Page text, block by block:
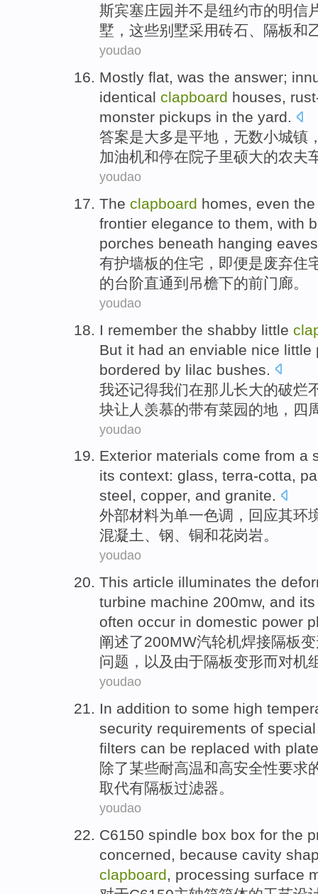
斯宾塞庄园并不是纽约市的明信
墅，这些别墅采用砖石、 隔板和
youdao
Mostly flat, was the answer;
identical clapboard houses,
monster pickups in the yard.
答案是大多是平地 ， 无数小城镇
加油机和停在院子里硕大的农夫
youdao
The clapboard homes, even
frontier elegance to them, with
porches beneath hanging eaves
有护墙板的住宅 ， 即便是废弃住
的台阶直通到 吊檐下的前门廊。
youdao
I remember the shabby little
But it had an enviable nice little
bordered by lilac bushes
我还记得我们在那儿长大的破烂
块让人 羡慕的带有菜园的地，四
youdao
Exterior materials come from a
its context: glass, terra-cotta,
steel, copper, and granite.
外部材料为单一色调 ， 回应其环
混凝土、 钢、 铜和花岗岩。
youdao
This article illuminates the
turbine machine 200mw, and
often occur in domestic power
阐述了200MW汽轮机焊接隔板
问题， 以及 由于隔板变形而对机
youdao
In addition to some high
security requirements of special
filters can be replaced with
除了某些耐高温和高安全性要求
取代有隔板过滤器。
youdao
C6150 spindle box box for the
concerned, because cavity
clapboard, processing surface